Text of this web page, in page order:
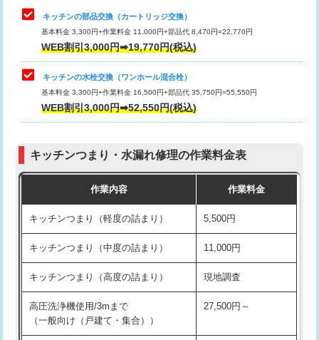
給水管工事※（塩ビ管（VP・HI）使
用/3ｍまで)
給水管工事※（塩ビ管（VP・HI）使
用（追加）/3ｍ超え)
給水管工事※（ライニング鋼管・銅
管・ポリ管・HT管使用/3ｍまで)
44,000円
管・ポリ管・HT管使用/3ｍ超え)
排水管工事（土の掘削・埋め戻し作
11,000円~
排水管工事（排水管工事/3ｍまで） 55,000円
排水管工事（追加 排水管工事/3ｍ超
+11,000円
マス交換（土の掘削・埋め戻し作業）
マス交換（深さ50㎝未満）
理・調整・分解・加工など（中作業）
止水・漏水調査・防水処理・清掃・修
理・調整・分解・加工など（重作業）
33,000円
お風呂タンク脱着
その他部品の脱着
式・ワンホール）)
交換・取付(排水栓・排水トラップ
22,000円+材料費
持込商品取付（単水栓）
キッチンの部品交換（カートリッジ交換）
基本料金 3,300円+作業料金 11,000円+部品代 8,470円=22,770円
WEB割引3,000円➡19,770円(税込)
キッチンの水栓交換（ワンホール混合栓）
基本料金 3,300円+作業料金 16,500円+部品代 35,750円=55,550円
WEB割引3,000円➡52,550円(税込)
キッチンつまり・水漏れ修理の作業料金表
作業内容 作業料金
キッチンつまり（軽度の詰まり） 5,500円
キッチンつまり（中度の詰まり） 11,000円
キッチンつまり（高度の詰まり） 現地調査
高圧洗浄機使用/3mまで
（一般向け（戸建て・集合））
27,500円～